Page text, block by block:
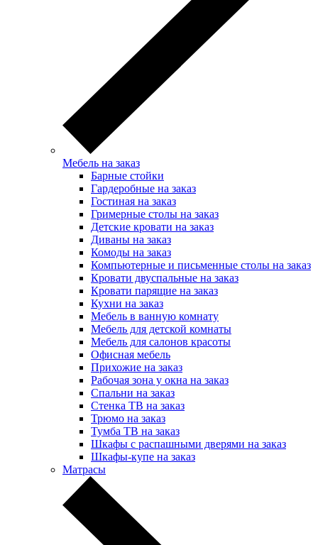
Мебель на заказ
Барные стойки
Гардеробные на заказ
Гостиная на заказ
Гримерные столы на заказ
Детские кровати на заказ
Диваны на заказ
Комоды на заказ
Компьютерные и письменные столы на заказ
Кровати двуспальные на заказ
Кровати парящие на заказ
Кухни на заказ
Мебель в ванную комнату
Мебель для детской комнаты
Мебель для салонов красоты
Офисная мебель
Прихожие на заказ
Рабочая зона у окна на заказ
Спальни на заказ
Стенка ТВ на заказ
Трюмо на заказ
Тумба ТВ на заказ
Шкафы с распашными дверями на заказ
Шкафы-купе на заказ
Матрасы